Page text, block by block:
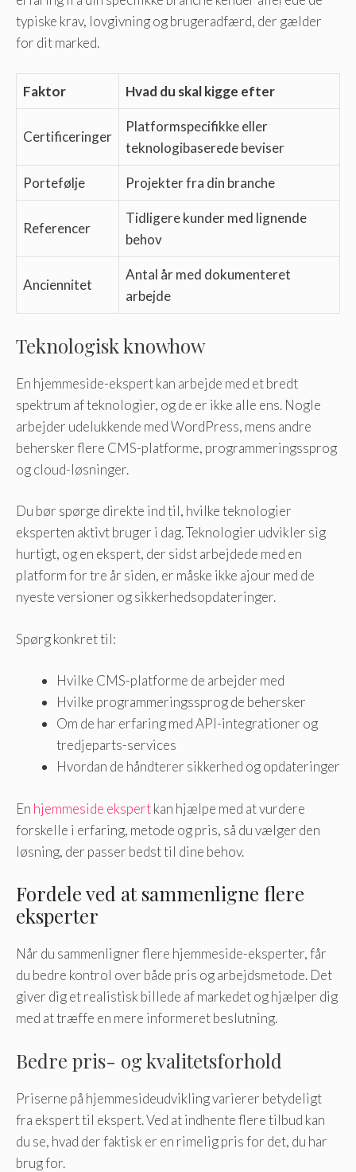
typiske krav, lovgivning og brugeradfærd, der gælder
for dit marked.
Faktor Hvad du skal kigge efter
Certificeringer
Platformspecifikke eller
teknologibaserede beviser
Portefølje Projekter fra din branche
Referencer
Tidligere kunder med lignende
behov
Anciennitet
Antal år med dokumenteret
arbejde
Teknologisk knowhow
En hjemmeside-ekspert kan arbejde med et bredt
spektrum af teknologier, og de er ikke alle ens. Nogle
arbejder udelukkende med WordPress, mens andre
behersker flere CMS-platforme, programmeringssprog
og cloud-løsninger.
Du bør spørge direkte ind til, hvilke teknologier
eksperten aktivt bruger i dag. Teknologier udvikler sig
hurtigt, og en ekspert, der sidst arbejdede med en
platform for tre år siden, er måske ikke ajour med de
nyeste versioner og sikkerhedsopdateringer.
Spørg konkret til:
Hvilke CMS-platforme de arbejder med
Hvilke programmeringssprog de behersker
Om de har erfaring med API-integrationer og
tredjeparts-services
Hvordan de håndterer sikkerhed og opdateringer
En hjemmeside ekspertkan hjælpe med at vurdere
forskelle i erfaring, metode og pris, så du vælger den
løsning, der passer bedst til dine behov.
Fordele ved at sammenligne flere
eksperter
Når du sammenligner flere hjemmeside-eksperter, får
du bedre kontrol over både pris og arbejdsmetode. Det
giver dig et realistisk billede af markedet og hjælper dig
med at træffe en mere informeret beslutning.
Bedre pris- og kvalitetsforhold
Priserne på hjemmesideudvikling varierer betydeligt
fra ekspert til ekspert. Ved at indhente flere tilbud kan
du se, hvad der faktisk er en rimelig pris for det, du har
brug for.